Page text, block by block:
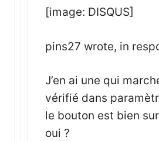
[image: DISQUS]
pins27 wrote, in
J’en ai une qui
vérifié dans
le bouton est bien
oui ?